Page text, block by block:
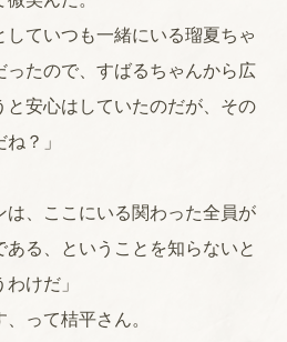
していつも一緒にいる瑠夏ちゃ
ったので、すばるちゃんから広
と安心はしていたのだが、その
？」
は、ここにいる関わった全員が
る、ということを知らないと
けだ」
って桔平さん。